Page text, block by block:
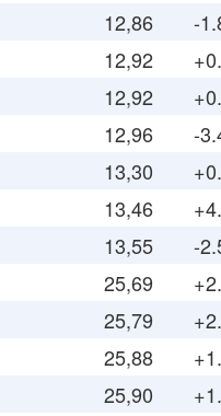
12,86
-
12,92
12,92
12,96
-
13,30
13,46
13,55
-
25,69
25,79
25,88
25,90